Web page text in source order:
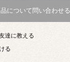
について問い合わせる
達に教える
る